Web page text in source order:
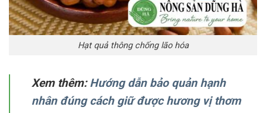
Hạt quả thông chống lão hóa
Xem thêm:Hướng dẫn bảo quản hạnh
nhân đúng cách giữ được hương vị thơm